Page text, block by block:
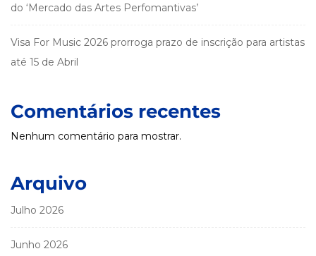
do ‘Mercado das Artes Perfomantivas’
Visa For Music 2026 prorroga prazo de inscrição para artistas
até 15 de Abril
Comentários recentes
Nenhum comentário para mostrar.
Arquivo
Julho 2026
Junho 2026